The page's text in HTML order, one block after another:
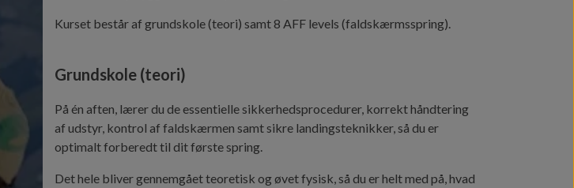
Kurset består af grundskole (teori) samt 8 AFF levels (faldskærmsspring).
Grundskole (teori)
På én aften, lærer du de essentielle sikkerhedsprocedurer, korrekt håndtering
af udstyr, kontrol af faldskærmen samt sikre landingsteknikker, så du er
optimalt forberedt til dit første spring.
Det hele bliver gennemgået teoretisk og øvet fysisk, så du er helt med på, hvad